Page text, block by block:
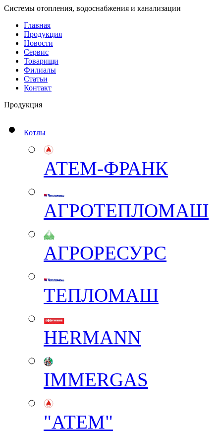
Системы отопления, водоснабжения и канализации
Главная
Продукция
Новости
Сервис
Товарищи
Филиалы
Статьи
Контакт
Продукция
Котлы
АТЕМ-ФРАНК
АГРОТЕПЛОМАШ
АГРОРЕСУРС
ТЕПЛОМАШ
HERMANN
IMMERGAS
"АТЕМ"